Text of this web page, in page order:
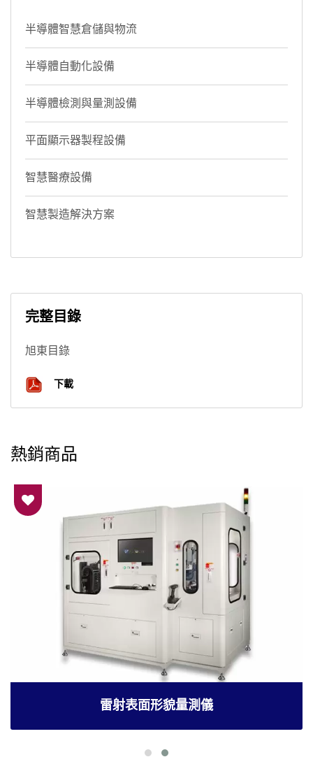
半導體智慧倉儲與物流
半導體自動化設備
半導體檢測與量測設備
平面顯示器製程設備
智慧醫療設備
智慧製造解決方案
完整目錄
旭東目錄
下載
熱銷商品
雷射表面形貌量測儀